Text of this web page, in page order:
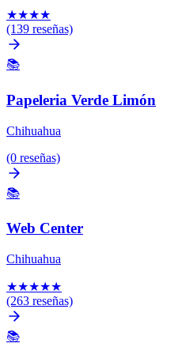
★★★★
(139 reseñas)
📚
Papeleria Verde Limón
Chihuahua
(0 reseñas)
📚
Web Center
Chihuahua
★★★★★
(263 reseñas)
📚